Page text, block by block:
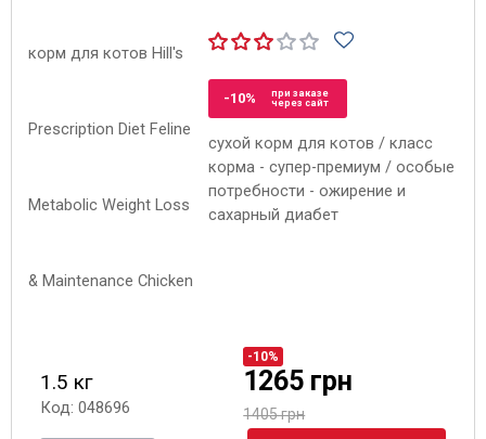
-10%
при заказе
через сайт
сухой корм для котов / класс
корма - супер-премиум / особые
потребности - ожирение и
сахарный диабет
1.5 кг
Код: 048696
-10%
1265 грн
1405 грн